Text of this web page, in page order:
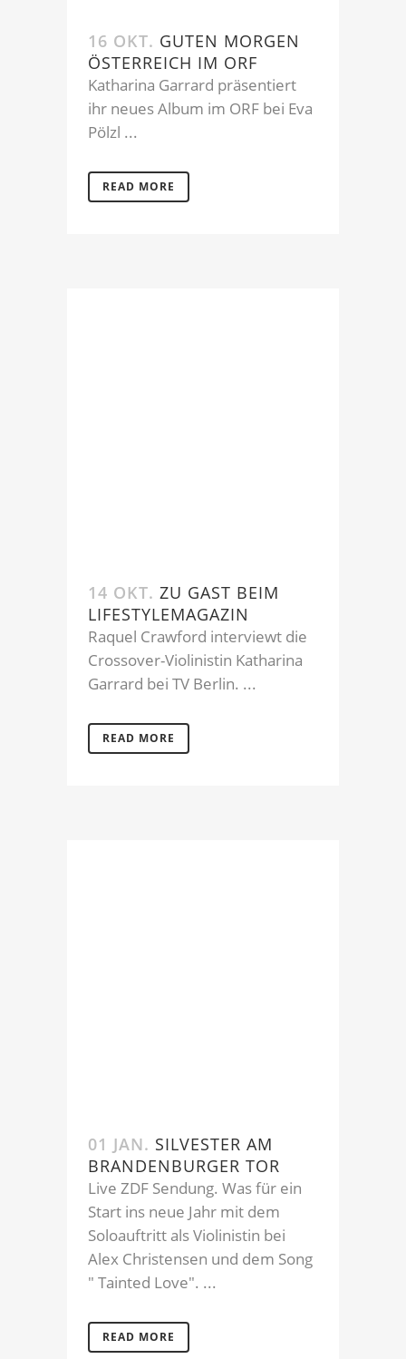
16 OKT. GUTEN MORGEN
ÖSTERREICH IM ORF
Katharina Garrard präsentiert
ihr neues Album im ORF bei Eva
Pölzl ...
READ MORE
14 OKT. ZU GAST BEIM
LIFESTYLEMAGAZIN
Raquel Crawford interviewt die
Crossover-Violinistin Katharina
Garrard bei TV Berlin. ...
READ MORE
01 JAN. SILVESTER AM
BRANDENBURGER TOR
Live ZDF Sendung. Was für ein
Start ins neue Jahr mit dem
Soloauftritt als Violinistin bei
Alex Christensen und dem Song
" Tainted Love". ...
READ MORE